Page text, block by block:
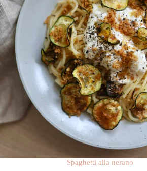
Spaghetti alla nerano